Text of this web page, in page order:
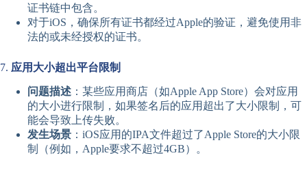
证书链中包含。
对于iOS，确保所有证书都经过Apple的验证，避免使用非
法的或未经授权的证书。
7. 应用大小超出平台限制
问题描述 ：某些应用商店（如Apple App Store）会对应用
的大小进行限制，如果签名后的应用超出了大小限制，可
能会导致上传失败。
发生场景 ：iOS应用的IPA文件超过了Apple Store的大小限
制（例如，Apple要求不超过4GB）。